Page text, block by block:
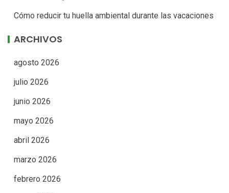
Cómo reducir tu huella ambiental durante las vacaciones
ARCHIVOS
agosto 2026
julio 2026
junio 2026
mayo 2026
abril 2026
marzo 2026
febrero 2026